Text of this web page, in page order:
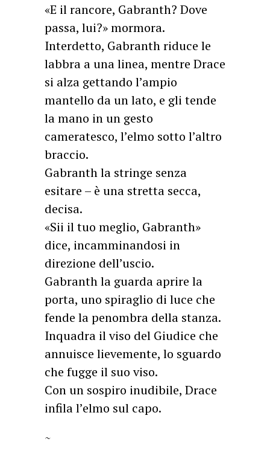
«E il rancore, Gabranth? Dove
passa, lui?» mormora.
Interdetto, Gabranth riduce le
labbra a una linea, mentre Drace
si alza gettando l’ampio
mantello da un lato, e gli tende
la mano in un gesto
cameratesco, l’elmo sotto l’altro
braccio.
Gabranth la stringe senza
esitare – è una stretta secca,
decisa.
«Sii il tuo meglio, Gabranth»
dice, incamminandosi in
direzione dell’uscio.
Gabranth la guarda aprire la
porta, uno spiraglio di luce che
fende la penombra della stanza.
Inquadra il viso del Giudice che
annuisce lievemente, lo sguardo
che fugge il suo viso.
Con un sospiro inudibile, Drace
infila l’elmo sul capo.
~